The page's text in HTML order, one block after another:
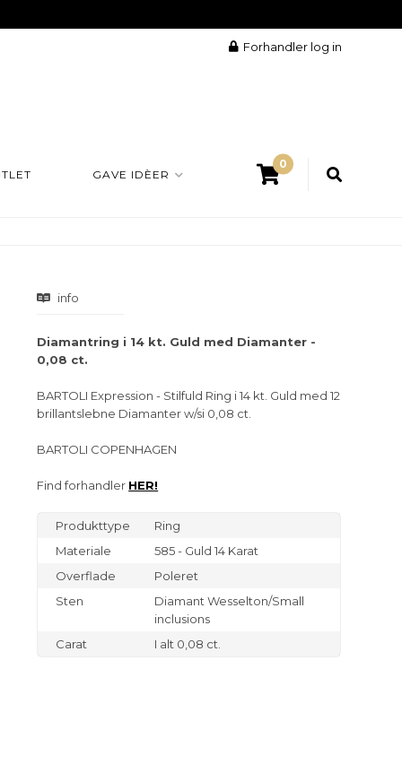
Forhandler log in
GAVE IDÈER
0
info
Diamantring i 14 kt. Guld med Diamanter -
0,08 ct.
BARTOLI Expression - Stilfuld Ring i 14 kt. Guld med 12
brillantslebne Diamanter w/si 0,08 ct.
BARTOLI COPENHAGEN
Find forhandler HER!
Produkttype
Ring
Materiale
585 - Guld 14 Karat
Overflade
Poleret
Sten
Diamant Wesselton/Small
inclusions
Carat
I alt 0,08 ct.